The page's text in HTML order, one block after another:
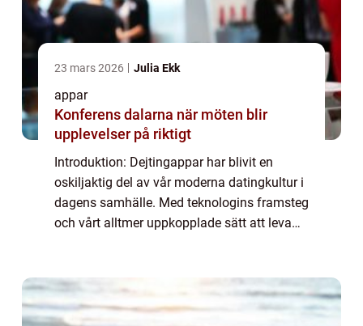
23 mars 2026 Julia Ekk
appar
Konferens dalarna när möten blir
upplevelser på riktigt
Introduktion: Dejtingappar har blivit en
oskiljaktig del av vår moderna datingkultur i
dagens samhälle. Med teknologins framsteg
och vårt alltmer uppkopplade sätt att leva